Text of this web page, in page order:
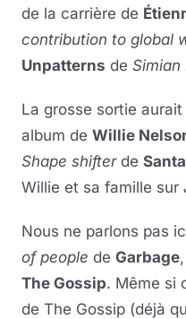
de la carrière de
contribution to global
Unpatterns de Simian
La grosse sortie
album de Willie
Shape shifterde
Willie et sa famille sur
Nous ne parlons pas
of people de Garbage
The Gossip. Même si
de The Gossip (déjà